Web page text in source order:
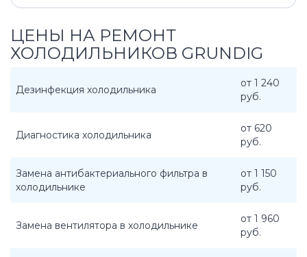
ЦЕНЫ НА РЕМОНТ
ХОЛОДИЛЬНИКОВ GRUNDIG
Дезинфекция холодильника
от 1 240
руб.
Диагностика холодильника
от 620
руб.
Замена антибактериального фильтра в
холодильнике
от 1 150
руб.
Замена вентилятора в холодильнике
от 1 960
руб.